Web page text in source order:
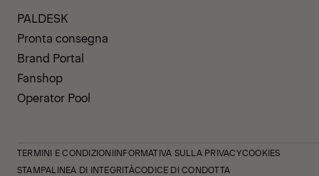
PALDESK
Pronta consegna
Brand Portal
Fanshop
Operator Pool
TERMINI E CONDIZIONIINFORMATIVA SULLA PRIVACYCOOKIES
STAMPALINEA DI INTEGRITÀCODICE DI CONDOTTA